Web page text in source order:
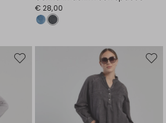
€ 28,00
Sposta